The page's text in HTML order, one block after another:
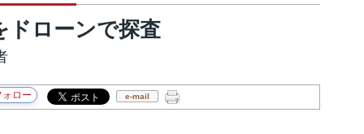
ドローンで探査
e-mail